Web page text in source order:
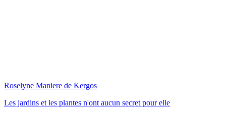
Roselyne Maniere de Kergos
Les jardins et les plantes n'ont aucun secret pour elle